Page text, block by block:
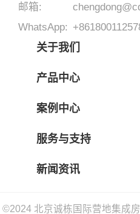
邮箱:
WhatsApp:
关于我们
产品中心
案例中心
服务与支持
新闻资讯
©2024 北京诚栋国际营地集成